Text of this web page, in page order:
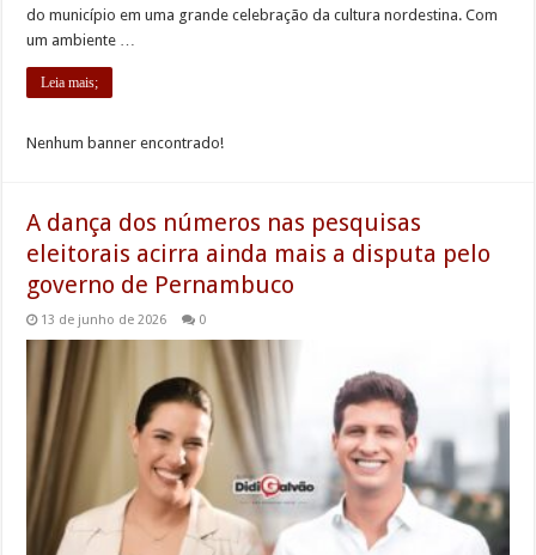
do município em uma grande celebração da cultura nordestina. Com
um ambiente …
Leia mais;
Nenhum banner encontrado!
A dança dos números nas pesquisas
eleitorais acirra ainda mais a disputa pelo
governo de Pernambuco
13 de junho de 2026 0